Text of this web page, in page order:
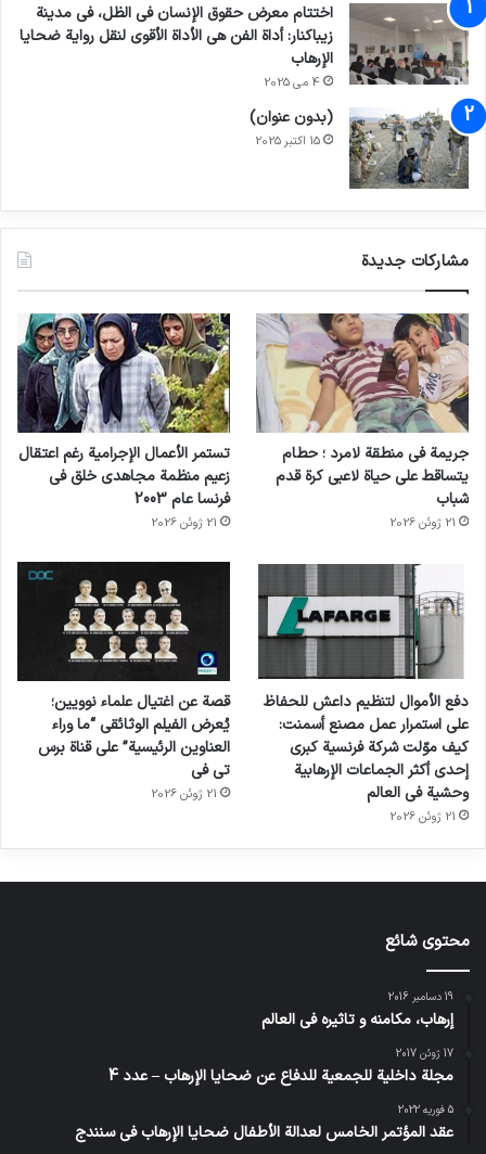
اختتام معرض حقوق الإنسان في الظل، في مدينة
زيباكنار: أداة الفن هي الأداة الأقوى لنقل رواية ضحايا
الإرهاب
4 می 2025
(بدون عنوان)
15 اکتبر 2025
مشاركات جديدة
جريمة في منطقة لامرد ؛ حطام
يتساقط على حياة لاعبي كرة قدم
شباب
21 ژوئن 2026
تستمر الأعمال الإجرامية رغم اعتقال
زعيم منظمة مجاهدي خلق في
فرنسا عام 2003
21 ژوئن 2026
دفع الأموال لتنظيم داعش للحفاظ
على استمرار عمل مصنع أسمنت:
كيف موّلت شركة فرنسية كبرى
إحدى أكثر الجماعات الإرهابية
وحشية في العالم
21 ژوئن 2026
قصة عن اغتيال علماء نوويين؛
يُعرض الفيلم الوثائقي “ما وراء
العناوين الرئيسية” على قناة برس
تي في
21 ژوئن 2026
محتوى شائع
19 دسامبر 2016
إرهاب، مكامنه و تاثيره في العالم
17 ژوئن 2017
مجلة داخلية للجمعية للدفاع عن ضحايا الإرهاب – عدد 4
5 فوریه 2022
عقد المؤتمر الخامس لعدالة الأطفال ضحايا الإرهاب في سنندج